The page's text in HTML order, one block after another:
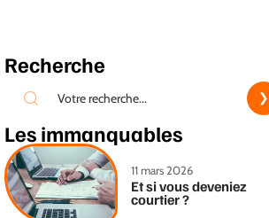
Recherche
Les immanquables
11 mars 2026
Et si vous deveniez
courtier ?